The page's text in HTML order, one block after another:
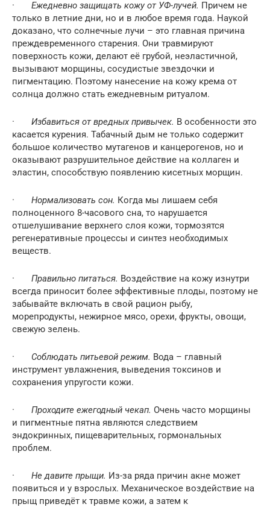
· Ежедневно защищать кожу от УФ-лучей. Причем не
только в летние дни, но и в любое время года. Наукой
доказано, что солнечные лучи – это главная причина
преждевременного старения. Они травмируют
поверхность кожи, делают её грубой, неэластичной,
вызывают морщины, сосудистые звездочки и
пигментацию. Поэтому нанесение на кожу крема от
солнца должно стать ежедневным ритуалом.
· Избавиться от вредных привычек. В особенности это
касается курения. Табачный дым не только содержит
большое количество мутагенов и канцерогенов, но и
оказывают разрушительное действие на коллаген и
эластин, способствую появлению кисетных морщин.
· Нормализовать сон. Когда мы лишаем себя
полноценного 8-часового сна, то нарушается
отшелушивание верхнего слоя кожи, тормозятся
регенеративные процессы и синтез необходимых
веществ.
· Правильно питаться. Воздействие на кожу изнутри
всегда приносит более эффективные плоды, поэтому не
забывайте включать в свой рацион рыбу,
морепродукты, нежирное мясо, орехи, фрукты, овощи,
свежую зелень.
· Соблюдать питьевой режим. Вода – главный
инструмент увлажнения, выведения токсинов и
сохранения упругости кожи.
· Проходите ежегодный чекап. Очень часто морщины
и пигментные пятна являются следствием
эндокринных, пищеварительных, гормональных
проблем.
· Не давите прыщи. Из-за ряда причин акне может
появиться и у взрослых. Механическое воздействие на
прыщ приведёт к травме кожи, а затем к